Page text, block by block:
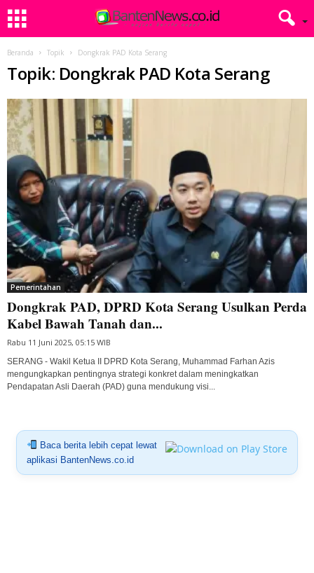
Beranda Topik Dongkrak PAD Kota Serang
Topik: Dongkrak PAD Kota Serang
Pemerintahan
Dongkrak PAD, DPRD Kota Serang Usulkan Perda
Kabel Bawah Tanah dan...
Rabu 11 Juni 2025, 05:15 WIB
SERANG - Wakil Ketua II DPRD Kota Serang, Muhammad Farhan Azis
mengungkapkan pentingnya strategi konkret dalam meningkatkan
Pendapatan Asli Daerah (PAD) guna mendukung visi...
Baca berita lebih cepat lewat
aplikasi BantenNews.co.id